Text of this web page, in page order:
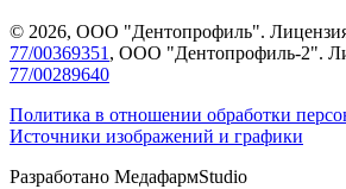
© 2026, ООО "Дентопрофиль".
77/00369351 , ООО "Дентопрофиль-2".
77/00289640
Политика в отношении обработки
Источники изображений и графики
Разработано МедафармStudio